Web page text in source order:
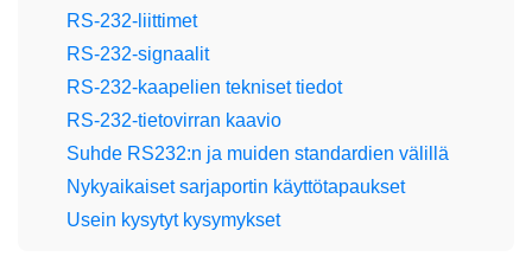
RS-232-liittimet
RS-232-signaalit
RS-232-kaapelien tekniset tiedot
RS-232-tietovirran kaavio
Suhde RS232:n ja muiden standardien välillä
Nykyaikaiset sarjaportin käyttötapaukset
Usein kysytyt kysymykset